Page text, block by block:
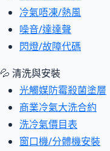
冷氣唔凍/熱風
噪音/達達聲
閃燈/故障代碼
💦 清洗與安裝
光觸媒防霉殺菌塗層
商業冷氣大洗合約
洗冷氣價目表
窗口機/分體機安裝